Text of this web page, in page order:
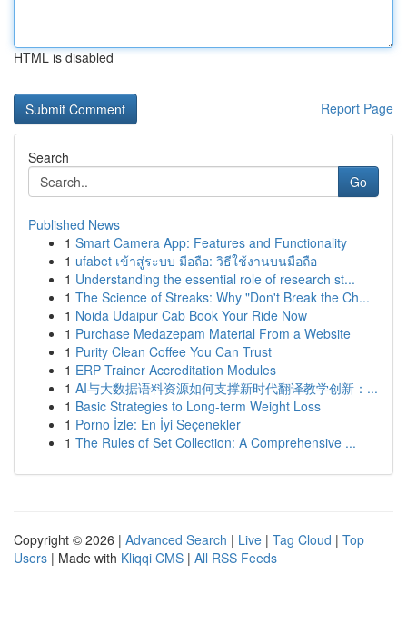
HTML is disabled
Report Page
Search
Go
Published News
1 Smart Camera App: Features and Functionality
1 ufabet เข้าสู่ระบบ มือถือ: วิธีใช้งานบนมือถือ
1 Understanding the essential role of research st...
1 The Science of Streaks: Why "Don't Break the Ch...
1 Noida Udaipur Cab Book Your Ride Now
1 Purchase Medazepam Material From a Website
1 Purity Clean Coffee You Can Trust
1 ERP Trainer Accreditation Modules
1 AI与大数据语料资源如何支撑新时代翻译教学创新：...
1 Basic Strategies to Long-term Weight Loss
1 Porno İzle: En İyi Seçenekler
1 The Rules of Set Collection: A Comprehensive ...
Copyright © 2026 | Advanced Search | Live | Tag Cloud | Top
Users | Made with Kliqqi CMS | All RSS Feeds